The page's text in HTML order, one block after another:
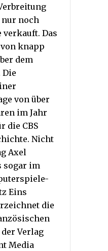
nur noch
verkauft. Das
knapp
dem
Die
von über
im Jahr
die CBS
Nicht
Axel
sogar im
Eins
die
Verlag
Media